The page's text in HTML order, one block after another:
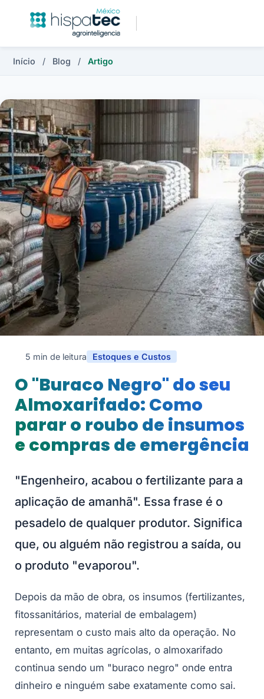
Início / Blog / Artigo
5 min de leitura Estoques e Custos
O "Buraco Negro" do seu
Almoxarifado: Como
parar o roubo de insumos
e compras de emergência
"Engenheiro, acabou o fertilizante para a
aplicação de amanhã". Essa frase é o
pesadelo de qualquer produtor. Significa
que, ou alguém não registrou a saída, ou
o produto "evaporou".
Depois da mão de obra, os insumos (fertilizantes,
fitossanitários, material de embalagem)
representam o custo mais alto da operação. No
entanto, em muitas agrícolas, o almoxarifado
continua sendo um "buraco negro" onde entra
dinheiro e ninguém sabe exatamente como sai.